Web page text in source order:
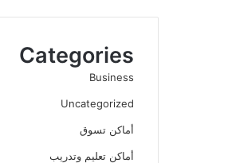
Categories
Business
Uncategorized
أماكن تسوق
أماكن تعليم وتدريب